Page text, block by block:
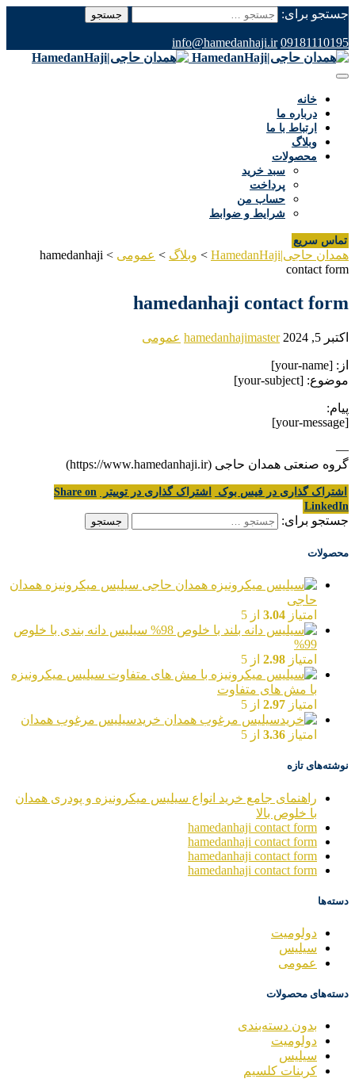
جستجو برای:
09181110195
info@hamedanhaji.ir
خانه
درباره ما
ارتباط با ما
وبلاگ
محصولات
سبد خرید
پرداخت
حساب من
شرایط و ضوابط
تماس سریع
همدان حاجی|HamedanHaji > وبلاگ > عمومی >
hamedanhaji
contact form
hamedanhaji contact form
اکتبر 5, 2024 hamedanhajimaster عمومی
از: [your-name]
موضوع: [your-subject]
پیام:
[your-message]
—
گروه صنعتی همدان حاجی (https://www.hamedanhaji.ir)
اشتراک گذاری در فیس بوک اشتراک گذاری در توییتر
Share on
LinkedIn
جستجو برای:
محصولات
سیلیس میکرونیزه همدان
حاجی
امتیاز 3.04 از 5
سیلیس دانه بندی با خلوص
99%
امتیاز 2.98 از 5
سیلیس میکرونیزه
با مش های متفاوت
امتیاز 2.97 از 5
خریدسیلیس مرغوب همدان
امتیاز 3.36 از 5
نوشته‌های تازه
راهنمای جامع خرید انواع سیلیس میکرونیزه و پودری همدان
با خلوص بالا
hamedanhaji contact form
hamedanhaji contact form
hamedanhaji contact form
hamedanhaji contact form
دسته‌ها
دولومیت
سیلیس
عمومی
دسته‌های محصولات
بدون دسته‌بندی
دولومیت
سیلیس
کربنات کلسیم